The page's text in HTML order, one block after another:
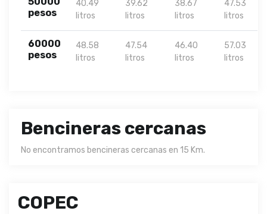
pesos
40.49
litros
39.62
litros
38.67
litros
47.53
litros
60000
pesos
48.58
litros
47.54
litros
46.40
litros
57.03
litros
Bencineras cercanas
No encontramos bencineras cercanas en 15 Km.
COPEC